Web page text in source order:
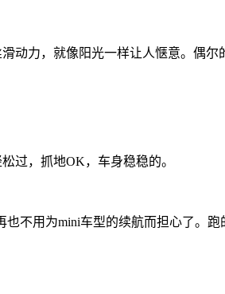
力，就像阳光一样让人惬意。偶尔
，抓地OK，车身稳稳的。
用为mini车型的续航而担心了。跑